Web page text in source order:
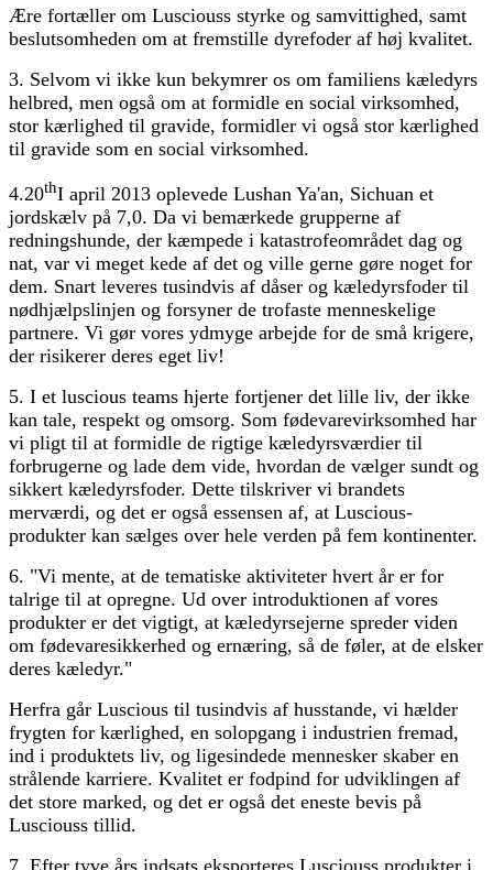
Ære fortæller om Lusciouss styrke og samvittighed, samt
beslutsomheden om at fremstille dyrefoder af høj kvalitet.
3. Selvom vi ikke kun bekymrer os om familiens kæledyrs
helbred, men også om at formidle en social virksomhed,
stor kærlighed til gravide, formidler vi også stor kærlighed
til gravide som en social virksomhed.
4.20thI april 2013 oplevede Lushan Ya'an, Sichuan et
jordskælv på 7,0. Da vi bemærkede grupperne af
redningshunde, der kæmpede i katastrofeområdet dag og
nat, var vi meget kede af det og ville gerne gøre noget for
dem. Snart leveres tusindvis af dåser og kæledyrsfoder til
nødhjælpslinjen og forsyner de trofaste menneskelige
partnere. Vi gør vores ydmyge arbejde for de små krigere,
der risikerer deres eget liv!
5. I et luscious teams hjerte fortjener det lille liv, der ikke
kan tale, respekt og omsorg. Som fødevarevirksomhed har
vi pligt til at formidle de rigtige kæledyrsværdier til
forbrugerne og lade dem vide, hvordan de vælger sundt og
sikkert kæledyrsfoder. Dette tilskriver vi brandets
merværdi, og det er også essensen af, at Luscious-
produkter kan sælges over hele verden på fem kontinenter.
6. "Vi mente, at de tematiske aktiviteter hvert år er for
talrige til at opregne. Ud over introduktionen af ​​vores
produkter er det vigtigt, at kæledyrsejerne spreder viden
om fødevaresikkerhed og ernæring, så de føler, at de elsker
deres kæledyr."
Herfra går Luscious til tusindvis af husstande, vi hælder
frygten for kærlighed, en solopgang i industrien fremad,
ind i produktets liv, og ligesindede mennesker skaber en
strålende karriere. Kvalitet er fodpind for udviklingen af ​​
det store marked, og det er også det eneste bevis på
Lusciouss tillid.